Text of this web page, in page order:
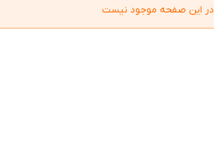
در این صفحه موجود نیست